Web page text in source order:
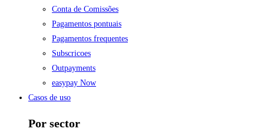
Conta de Comissões
Pagamentos pontuais
Pagamentos frequentes
Subscricoes
Outpayments
easypay Now
Casos de uso
Por sector